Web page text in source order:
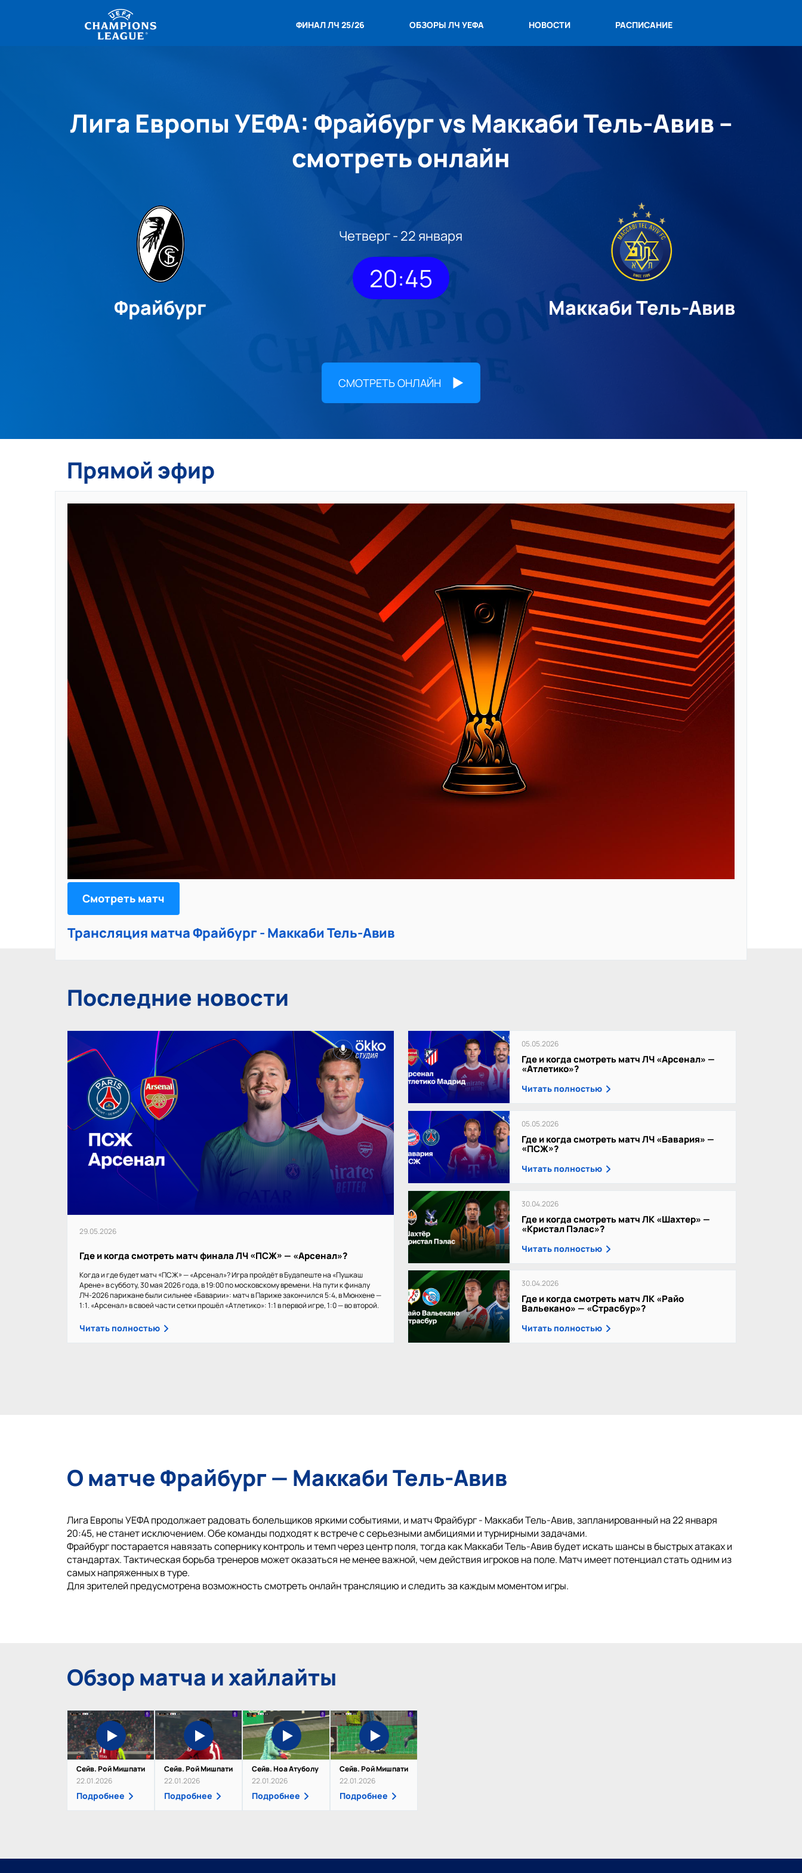
ФИНАЛ ЛЧ 25/26 ОБЗОРЫ ЛЧ УЕФА НОВОСТИ РАСПИСАНИЕ
Лига Европы УЕФА: Фрайбург vs Маккаби Тель-Авив –
смотреть онлайн
Фрайбург
Четверг - 22 января
20:45
Маккаби Тель-Авив
СМОТРЕТЬ ОНЛАЙН
Прямой эфир
Смотреть матч
Трансляция матча Фрайбург - Маккаби Тель-Авив
Последние новости
29.05.2026
Где и когда смотреть матч финала ЛЧ «ПСЖ» — «Арсенал»?
Когда и где будет матч «ПСЖ» — «Арсенал»? Игра пройдёт в Будапеште на «Пушкаш
Арене» в субботу, 30 мая 2026 года, в 19:00 по московскому времени. На пути к финалу
ЛЧ-2026 парижане были сильнее «Баварии»: матч в Париже закончился 5:4, в Мюнхене —
1:1. «Арсенал» в своей части сетки прошёл «Атлетико»: 1:1 в первой игре, 1:0 — во второй.
Читать полностью
05.05.2026
Где и когда смотреть матч ЛЧ «Арсенал» —
«Атлетико»?
Читать полностью
05.05.2026
Где и когда смотреть матч ЛЧ «Бавария» —
«ПСЖ»?
Читать полностью
30.04.2026
Где и когда смотреть матч ЛК «Шахтер» —
«Кристал Пэлас»?
Читать полностью
30.04.2026
Где и когда смотреть матч ЛК «Райо
Вальекано» — «Страсбур»?
Читать полностью
О матче Фрайбург — Маккаби Тель-Авив
Лига Европы УЕФА продолжает радовать болельщиков яркими событиями, и матч Фрайбург - Маккаби Тель-Авив, запланированный на 22 января
20:45, не станет исключением. Обе команды подходят к встрече с серьезными амбициями и турнирными задачами.
Фрайбург постарается навязать сопернику контроль и темп через центр поля, тогда как Маккаби Тель-Авив будет искать шансы в быстрых атаках и
стандартах. Тактическая борьба тренеров может оказаться не менее важной, чем действия игроков на поле. Матч имеет потенциал стать одним из
самых напряженных в туре.
Для зрителей предусмотрена возможность смотреть онлайн трансляцию и следить за каждым моментом игры.
Обзор матча и хайлайты
Сейв. Рой Мишпати
22.01.2026
Подробнее
Сейв. Рой Мишпати
22.01.2026
Подробнее
Сейв. Ноа Атуболу
22.01.2026
Подробнее
Сейв. Рой Мишпати
22.01.2026
Подробнее